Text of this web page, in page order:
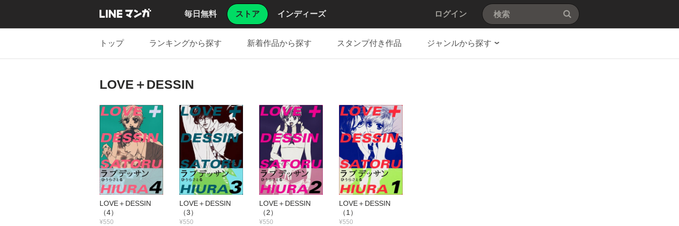
毎日無料 ストア インディーズ ログイン
トップ ランキングから探す 新着作品から探す スタンプ付き作品 ジャンルから探す
LOVE＋DESSIN
LOVE＋DESSIN
（4）
¥550
LOVE＋DESSIN
（3）
¥550
LOVE＋DESSIN
（2）
¥550
LOVE＋DESSIN
（1）
¥550